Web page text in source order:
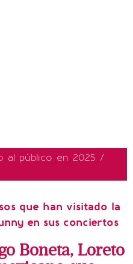
al público en 2025 /
que han visitado la
en sus conciertos
Boneta, Loreto